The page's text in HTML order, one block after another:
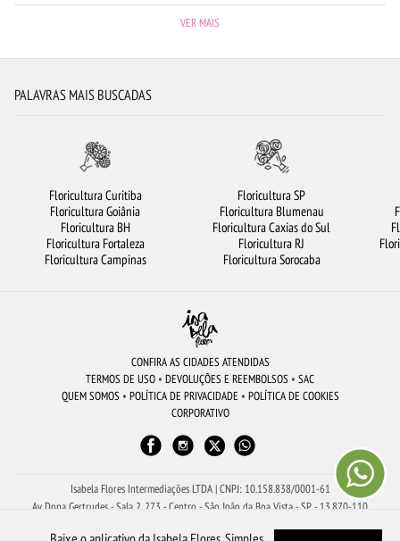
CIDADES MAIS PROCURADAS FLORICULTURA SP
MAIS BUSCADOS CESTA DE CAFÉ DA MANHÃ FLORICULTURA JOÃO PESSOA
FLORICULTURA MANAUS COROA DE FLORES FLORES COLORIDAS
FLORICULTURA CAMPINAS
ARRANJO DE FLORES
FLORICULTURA PORTO ALEGRE FLORICULTURA BARUERI ORQUÍDEAS
FLORICULTURA GUARULHOS
FLORICULTURA SANTOS FLORICULTURA RJ
VER MAIS
PALAVRAS MAIS BUSCADAS
Floricultura Curitiba
Floricultura Goiânia
Floricultura BH
Floricultura Fortaleza
Floricultura Campinas
Floricultura SP
Floricultura Blumenau
Floricultura Caxias do Sul
Floricultura RJ
Floricultura Sorocaba
CONFIRA AS CIDADES ATENDIDAS
TERMOS DE USO • DEVOLUÇÕES E REEMBOLSOS • SAC
QUEM SOMOS • POLÍTICA DE PRIVACIDADE • POLÍTICA DE COOKIES
CORPORATIVO
Isabela Flores Intermediações LTDA | CNPJ: 10.158.838/0001-61
Av Dona Gertrudes - Sala 2, 273 - Centro - São João da Boa Vista - SP - 13.870-110